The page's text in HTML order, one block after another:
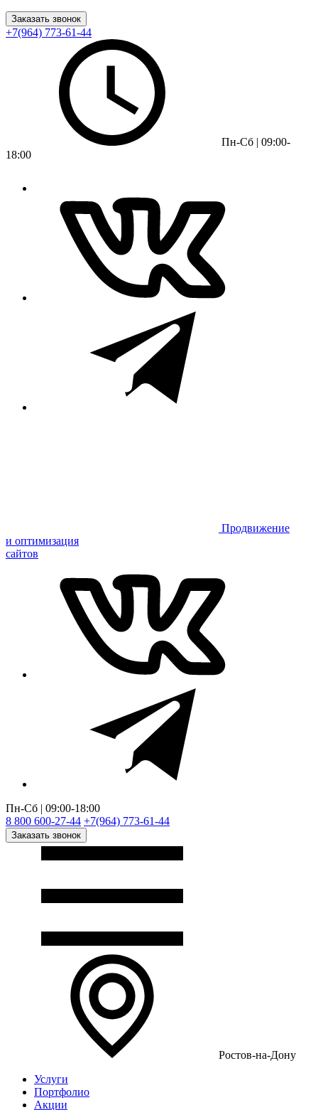
Заказать звонок
+7(964) 773-61-44
Пн-Сб | 09:00-
18:00
Продвижение
и оптимизация
сайтов
Пн-Сб | 09:00-18:00
8 800 600-27-44 +7(964) 773-61-44
Заказать звонок
Ростов-на-Дону
Услуги
Портфолио
Акции